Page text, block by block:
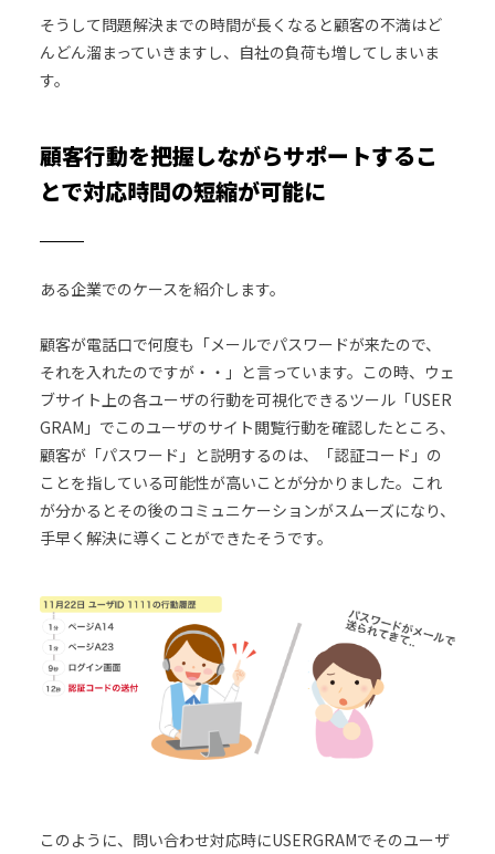
そうして問題解決までの時間が長くなると顧客の不満はど
んどん溜まっていきますし、自社の負荷も増してしまいま
す。
顧客行動を把握しながらサポートするこ
とで対応時間の短縮が可能に
ある企業でのケースを紹介します。
顧客が電話口で何度も「メールでパスワードが来たので、
それを入れたのですが・・」と言っています。この時、ウェ
ブサイト上の各ユーザの行動を可視化できるツール「USER
GRAM」でこのユーザのサイト閲覧行動を確認したところ、
顧客が「パスワード」と説明するのは、「認証コード」の
ことを指している可能性が高いことが分かりました。これ
が分かるとその後のコミュニケーションがスムーズになり、
手早く解決に導くことができたそうです。
このように、問い合わせ対応時にUSERGRAMでそのユーザ